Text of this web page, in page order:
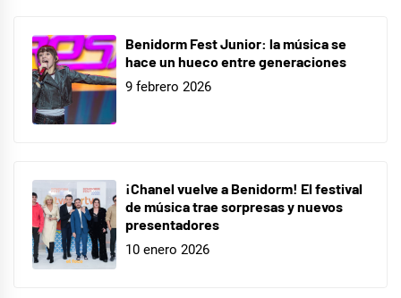
Benidorm Fest Junior: la música se
hace un hueco entre generaciones
9 febrero 2026
¡Chanel vuelve a Benidorm! El festival
de música trae sorpresas y nuevos
presentadores
10 enero 2026